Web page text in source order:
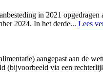
in 2021
2024. In het derde... Lees
aangepast aan de
via een